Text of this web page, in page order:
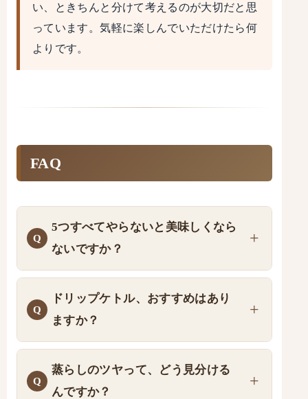
い、ときちんと分けて考えるのが大切だと思
っています。気軽に楽しんでいただけたら何
よりです。
FAQ
5つすべてやらないと美味しくなら
ないですか？
ドリップケトル、おすすめはあり
ますか？
蒸らしのツヤって、どう見分ける
んですか？